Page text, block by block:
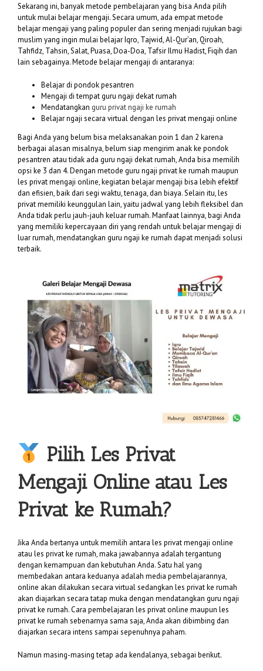
Sekarang ini, banyak metode pembelajaran yang bisa Anda pilih
untuk mulai belajar mengaji. Secara umum, ada empat metode
belajar mengaji yang paling populer dan sering menjadi rujukan bagi
muslim yang ingin mulai belajar Iqro, Tajwid, Al-Qur’an, Qiroah,
Tahfidz, Tahsin, Salat, Puasa, Doa-Doa, Tafsir Ilmu Hadist, Fiqih dan
lain sebagainya. Metode belajar mengaji di antaranya:
Belajar di pondok pesantren
Mengaji di tempat guru ngaji dekat rumah
Mendatangkan guru privat ngaji ke rumah
Belajar ngaji secara virtual dengan les privat mengaji online
Bagi Anda yang belum bisa melaksanakan poin 1 dan 2 karena
berbagai alasan misalnya, belum siap mengirim anak ke pondok
pesantren atau tidak ada guru ngaji dekat rumah, Anda bisa memilih
opsi ke 3 dan 4. Dengan metode guru ngaji privat ke rumah maupun
les privat mengaji online, kegiatan belajar mengaji bisa lebih efektif
dan efisien, baik dari segi waktu, tenaga, dan biaya. Selain itu, les
privat memiliki keunggulan lain, yaitu jadwal yang lebih fleksibel dan
Anda tidak perlu jauh-jauh keluar rumah. Manfaat lainnya, bagi Anda
yang memiliki kepercayaan diri yang rendah untuk belajar mengaji di
luar rumah, mendatangkan guru ngaji ke rumah dapat menjadi solusi
terbaik.
Pilih Les Privat
Mengaji Online atau Les
Privat ke Rumah?
Jika Anda bertanya untuk memilih antara les privat mengaji online
atau les privat ke rumah, maka jawabannya adalah tergantung
dengan kemampuan dan kebutuhan Anda. Satu hal yang
membedakan antara keduanya adalah media pembelajarannya,
online akan dilakukan secara virtual sedangkan les privat ke rumah
akan diajarkan secara tatap muka dengan mendatangkan guru ngaji
privat ke rumah. Cara pembelajaran les privat online maupun les
privat ke rumah sebenarnya sama saja, Anda akan dibimbing dan
diajarkan secara intens sampai sepenuhnya paham.
Namun masing-masing tetap ada kendalanya, sebagai berikut.